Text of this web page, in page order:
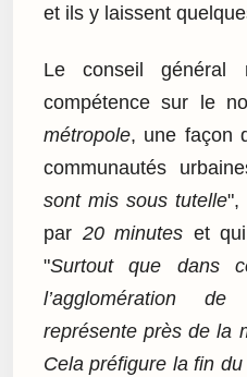
et ils y laissent
Le conseil général
compétence sur le
métropole, une façon
communautés
sont mis sous tutelle",
par 20 minutes et
"Surtout que dans
l’agglomération
représente près de la
Cela préfigure la fin